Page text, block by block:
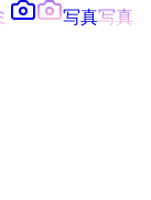
写真写真